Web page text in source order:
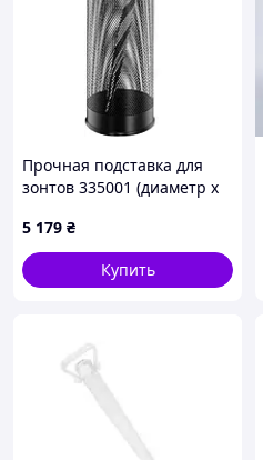
Прочная подставка для
зонтов 335001 (диаметр x
черная.
5 179 ₴
Купить